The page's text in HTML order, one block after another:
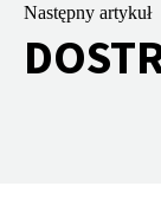
Następny artykuł